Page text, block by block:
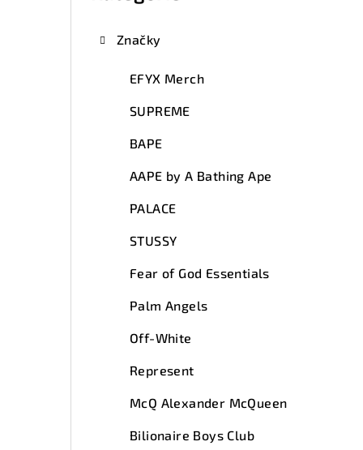
Značky
EFYX Merch
SUPREME
BAPE
AAPE by A Bathing Ape
PALACE
STUSSY
Fear of God Essentials
Palm Angels
Off-White
Represent
McQ Alexander McQueen
Bilionaire Boys Club